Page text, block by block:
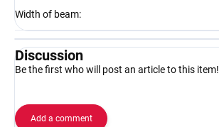
Width of beam:
Discussion
Be the first who will post an article to this item!
Add a comment